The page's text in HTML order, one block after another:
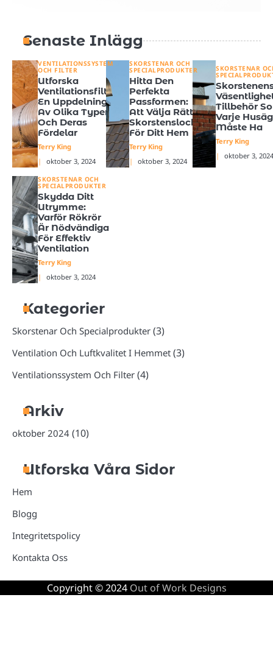
Senaste Inlägg
VENTILATIONSSYSTEM
OCH FILTER
Utforska
Ventilationsfilter:
En Uppdelning
Av Olika Typer
Och Deras
Fördelar
Terry King
oktober 3, 2024
SKORSTENAR OCH
SPECIALPRODUKTER
Hitta Den
Perfekta
Passformen:
Att Välja Rätt
Skorstenslock
För Ditt Hem
Terry King
oktober 3, 2024
SKORSTENAR
Tillbehör
Varje
Måste Ha
Terry King
oktober 3,
SKORSTENAR OCH
SPECIALPRODUKTER
Skydda Ditt
Utrymme:
Varför Rökrör
Är Nödvändiga
För Effektiv
Ventilation
Terry King
oktober 3, 2024
Kategorier
Skorstenar Och Specialprodukter (3)
Ventilation Och Luftkvalitet I Hemmet (3)
Ventilationssystem Och Filter (4)
Arkiv
oktober 2024 (10)
Utforska Våra Sidor
Hem
Blogg
Integritetspolicy
Kontakta Oss
Copyright © 2024 Out of Work Designs